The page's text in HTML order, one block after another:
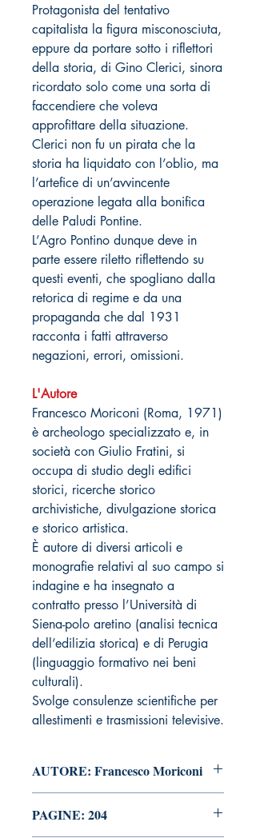
Protagonista del tentativo
capitalista la figura misconosciuta,
eppure da portare sotto i riflettori
della storia, di Gino Clerici, sinora
ricordato solo come una sorta di
faccendiere che voleva
approfittare della situazione.
Clerici non fu un pirata che la
storia ha liquidato con l’oblio, ma
l’artefice di un’avvincente
operazione legata alla bonifica
delle Paludi Pontine.
L’Agro Pontino dunque deve in
parte essere riletto riflettendo su
questi eventi, che spogliano dalla
retorica di regime e da una
propaganda che dal 1931
racconta i fatti attraverso
negazioni, errori, omissioni.
L'Autore
Francesco Moriconi (Roma, 1971)
è archeologo specializzato e, in
società con Giulio Fratini, si
occupa di studio degli edifici
storici, ricerche storico
archivistiche, divulgazione storica
e storico artistica.
È autore di diversi articoli e
monografie relativi al suo campo si
indagine e ha insegnato a
contratto presso l’Università di
Siena-polo aretino (analisi tecnica
dell’edilizia storica) e di Perugia
(linguaggio formativo nei beni
culturali).
Svolge consulenze scientifiche per
allestimenti e trasmissioni televisive.
AUTORE: Francesco Moriconi
PAGINE: 204